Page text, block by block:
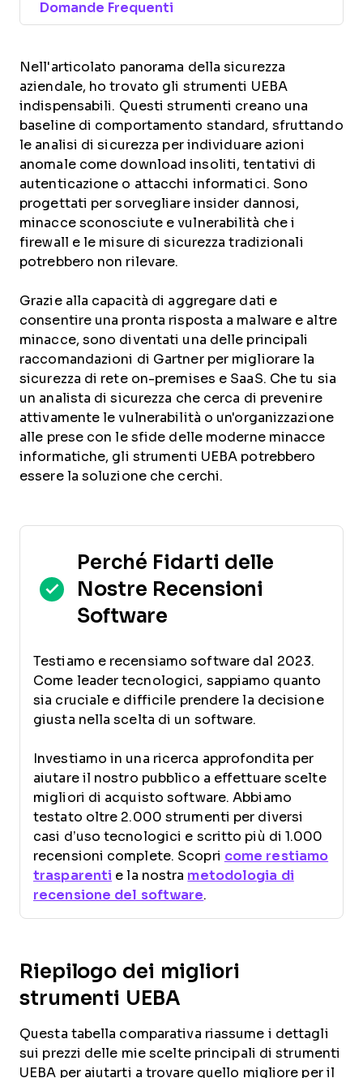
Domande Frequenti
Nell'articolato panorama della sicurezza
aziendale, ho trovato gli strumenti UEBA
indispensabili. Questi strumenti creano una
baseline di comportamento standard, sfruttando
le analisi di sicurezza per individuare azioni
anomale come download insoliti, tentativi di
autenticazione o attacchi informatici. Sono
progettati per sorvegliare insider dannosi,
minacce sconosciute e vulnerabilità che i
firewall e le misure di sicurezza tradizionali
potrebbero non rilevare.
Grazie alla capacità di aggregare dati e
consentire una pronta risposta a malware e altre
minacce, sono diventati una delle principali
raccomandazioni di Gartner per migliorare la
sicurezza di rete on-premises e SaaS. Che tu sia
un analista di sicurezza che cerca di prevenire
attivamente le vulnerabilità o un'organizzazione
alle prese con le sfide delle moderne minacce
informatiche, gli strumenti UEBA potrebbero
essere la soluzione che cerchi.
Perché Fidarti delle
Nostre Recensioni
Software
Testiamo e recensiamo software dal 2023.
Come leader tecnologici, sappiamo quanto
sia cruciale e difficile prendere la decisione
giusta nella scelta di un software.
Investiamo in una ricerca approfondita per
aiutare il nostro pubblico a effettuare scelte
migliori di acquisto software. Abbiamo
testato oltre 2.000 strumenti per diversi
casi d’uso tecnologici e scritto più di 1.000
recensioni complete. Scopri come restiamo
trasparenti e la nostra metodologia di
recensione del software.
Riepilogo dei migliori
strumenti UEBA
Questa tabella comparativa riassume i dettagli
sui prezzi delle mie scelte principali di strumenti
UEBA per aiutarti a trovare quello migliore per il